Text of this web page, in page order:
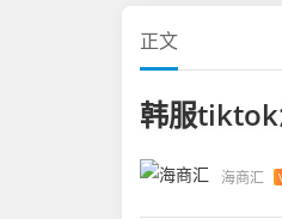
正文
韩服
海商汇